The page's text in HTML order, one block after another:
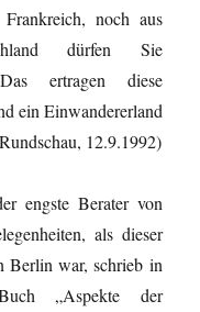
noch aus
dürfen Sie
ertragen diese
ein Einwandererland
12.9.1992)
engste Berater von
als dieser
Berlin war, schrieb in
„Aspekte der